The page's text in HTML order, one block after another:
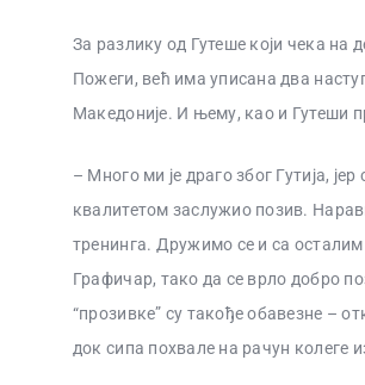
За разлику од Гутеше који чека
Пожеги, већ има уписана два
Македоније. И њему, као и Гутеши
– Много ми је драго због Гутија,
квалитетом заслужио позив.
тренинга. Дружимо се и са
Графичар, тако да се врло добро
“прозивке” су такође обавезне –
док сипа похвале на рачун колеге